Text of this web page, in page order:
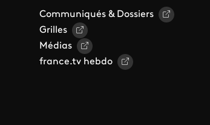
Communiqués & Dossiers
Grilles
Médias
france.tv hebdo